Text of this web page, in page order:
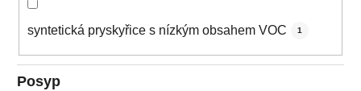
syntetická pryskyřice s nízkým obsahem VOC 1
Posyp